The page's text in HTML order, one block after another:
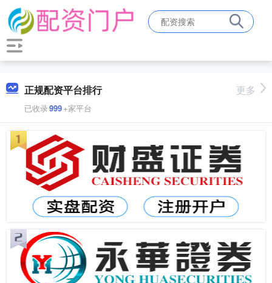
正规配资平台排行
已收录999+家平台
更多